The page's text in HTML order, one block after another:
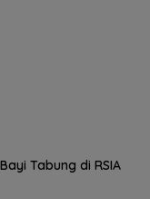
Tabung di RSIA